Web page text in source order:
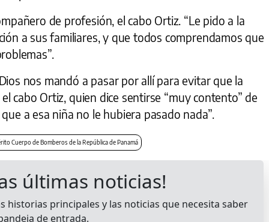
de profesión, el cabo Ortiz. “Le pido a la
a sus familiares, y que todos comprendamos que
nos mandó a pasar por allí para evitar que la
cabo Ortiz, quien dice sentirse “muy contento” de
a esa niña no le hubiera pasado nada”.
Cuerpo de Bomberos de la República de Panamá